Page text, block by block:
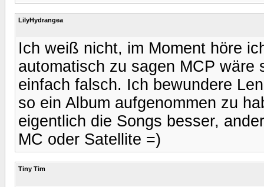
LilyHydrangea
Ich weiß nicht, im Moment höre
automatisch zu sagen MCP wäre
einfach falsch. Ich bewundere
so ein Album aufgenommen zu
eigentlich die Songs besser,
MC oder Satellite =)
Tiny Tim